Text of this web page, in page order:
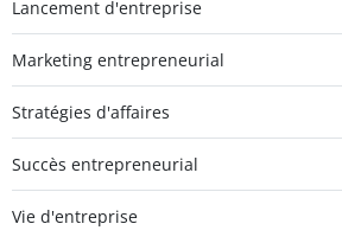
Lancement d'entreprise
Marketing entrepreneurial
Stratégies d'affaires
Succès entrepreneurial
Vie d'entreprise